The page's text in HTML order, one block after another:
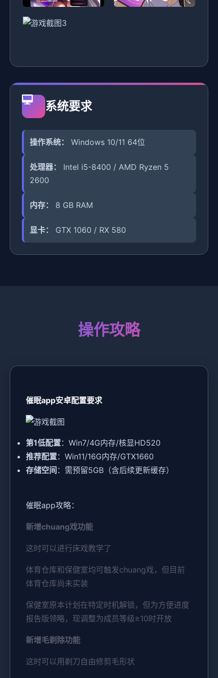
系统要求
操作系统： Windows 10/11 64位
处理器：
Intel i5-8400 / AMD Ryzen 5
2600
内存： 8 GB RAM
显卡： GTX 1060 / RX 580
操作攻略
催眠app安卓配置要求
​第1低配置​​：Win7/4G内存/核显HD520
​推荐配置​​：Win11/16G内存/GTX1660
​存储空间​ ​：需预留5GB（含后续更新缓存）
催眠app攻略：
新增chuang戏功能
这时可以进行床戏教学了
体育仓库和保健室均可触发chuang戏，但目前
体育仓库尚未实装
保健室原本计划在特定时机解锁，但为方便进度
报告版领略，现调整为成员等级≥10时开放
新增毛剃除功能
这时可以用剃刀自由修剪毛形状